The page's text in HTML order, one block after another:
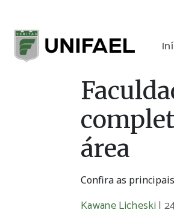
área
Confira as
Kawane Licheski |